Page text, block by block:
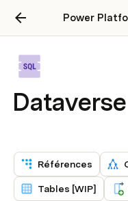
Dataverse
Références
Tables [WIP]